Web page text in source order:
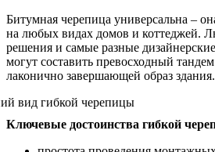
Битумная черепица универсальна –
на любых видах домов и коттеджей.
решения и самые разные
могут составить превосходный
лаконично завершающей образ здания.
Ключевые достоинства гибкой